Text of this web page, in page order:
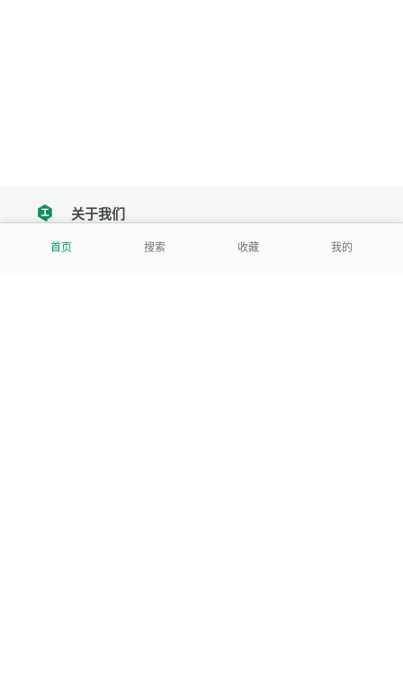
首页 搜索 收藏 我的
tencent关于我们
我们努力把每一个工具做成批量处理的产品